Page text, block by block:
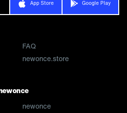
App Store Google Play
FAQ
newonce.store
newonce